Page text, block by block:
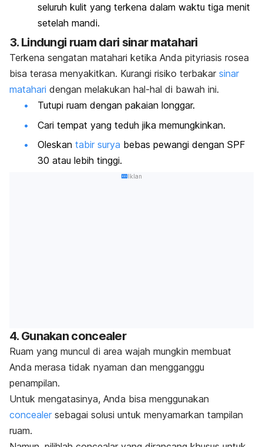
seluruh kulit yang terkena dalam waktu tiga menit
setelah mandi.
3. Lindungi ruam dari sinar matahari
Terkena sengatan matahari ketika Anda pityriasis rosea
bisa terasa menyakitkan. Kurangi risiko terbakar sinar
matahari dengan melakukan hal-hal di bawah ini.
Tutupi ruam dengan pakaian longgar.
Cari tempat yang teduh jika memungkinkan.
Oleskan tabir surya bebas pewangi dengan SPF
30 atau lebih tinggi.
Iklan
4. Gunakan concealer
Ruam yang muncul di area wajah mungkin membuat
Anda merasa tidak nyaman dan mengganggu
penampilan.
Untuk mengatasinya, Anda bisa menggunakan
concealer sebagai solusi untuk menyamarkan tampilan
ruam.